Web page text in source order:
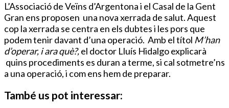
L’Associació de Veïns d’Argentona i el Casal de la Gent
Gran ens proposen una nova xerrada de salut. Aquest
cop la xerrada se centra en els dubtes i les pors que
podem tenir davant d’una operació. Amb el títol M’han
d’operar, i ara què?,el doctor Lluís Hidalgo explicarà
quins procediments es duran a terme, si cal sotmetre’ns
a una operació, i com ens hem de preparar.
També us pot interessar: